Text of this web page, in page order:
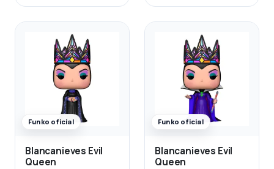
Funko oficial
Blancanieves Evil
Queen
Funko oficial
Blancanieves Evil
Queen